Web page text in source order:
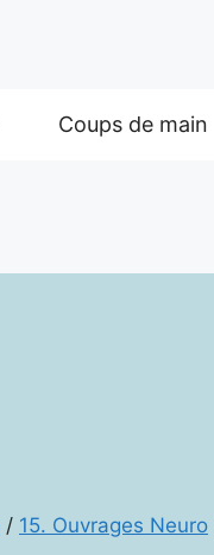
Coups de main
/ 15. Ouvrages Neuro